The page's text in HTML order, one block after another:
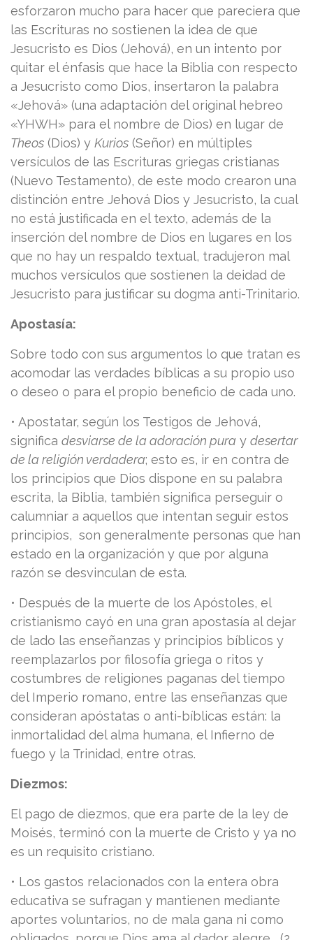
esforzaron mucho para hacer que pareciera que
las Escrituras no sostienen la idea de que
Jesucristo es Dios (Jehová), en un intento por
quitar el énfasis que hace la Biblia con respecto
a Jesucristo como Dios, insertaron la palabra
«Jehová» (una adaptación del original hebreo
«YHWH» para el nombre de Dios) en lugar de
Theos (Dios) y Kurios (Señor) en múltiples
versículos de las Escrituras griegas cristianas
(Nuevo Testamento), de este modo crearon una
distinción entre Jehová Dios y Jesucristo, la cual
no está justificada en el texto, además de la
inserción del nombre de Dios en lugares en los
que no hay un respaldo textual, tradujeron mal
muchos versículos que sostienen la deidad de
Jesucristo para justificar su dogma anti-Trinitario.
Apostasía:
Sobre todo con sus argumentos lo que tratan es
acomodar las verdades bíblicas a su propio uso
o deseo o para el propio beneficio de cada uno.
• Apostatar, según los Testigos de Jehová,
significa desviarse de la adoración pura y desertar
de la religión verdadera; esto es, ir en contra de
los principios que Dios dispone en su palabra
escrita, la Biblia, también significa perseguir o
calumniar a aquellos que intentan seguir estos
principios, son generalmente personas que han
estado en la organización y que por alguna
razón se desvinculan de esta.
• Después de la muerte de los Apóstoles, el
cristianismo cayó en una gran apostasía al dejar
de lado las enseñanzas y principios bíblicos y
reemplazarlos por filosofía griega o ritos y
costumbres de religiones paganas del tiempo
del Imperio romano, entre las enseñanzas que
consideran apóstatas o anti-bíblicas están: la
inmortalidad del alma humana, el Infierno de
fuego y la Trinidad, entre otras.
Diezmos:
El pago de diezmos, que era parte de la ley de
Moisés, terminó con la muerte de Cristo y ya no
es un requisito cristiano.
• Los gastos relacionados con la entera obra
educativa se sufragan y mantienen mediante
aportes voluntarios, no de mala gana ni como